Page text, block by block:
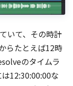
いて、その時計
らたとえば12時
のタイムラ
12:30:00:00な